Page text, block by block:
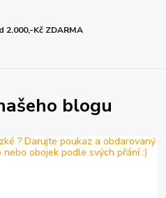
2.000,-Kč ZDARMA
blogu